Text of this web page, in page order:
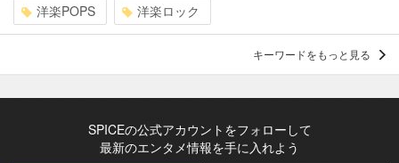
洋楽POPS 洋楽ロック
キーワードをもっと見る
SPICEの公式アカウントをフォローして
最新のエンタメ情報を手に入れよう